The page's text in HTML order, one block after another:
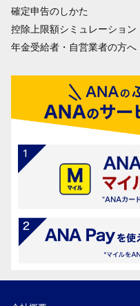
確定申告のしかた
控除上限額シミュレーション
年金受給者・自営業者の方へ